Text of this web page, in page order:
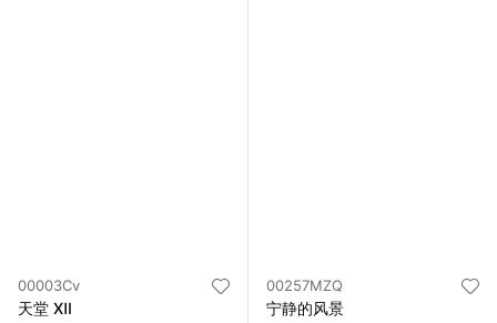
00003Cv
天堂 Ⅻ
00257MZQ
宁静的风景